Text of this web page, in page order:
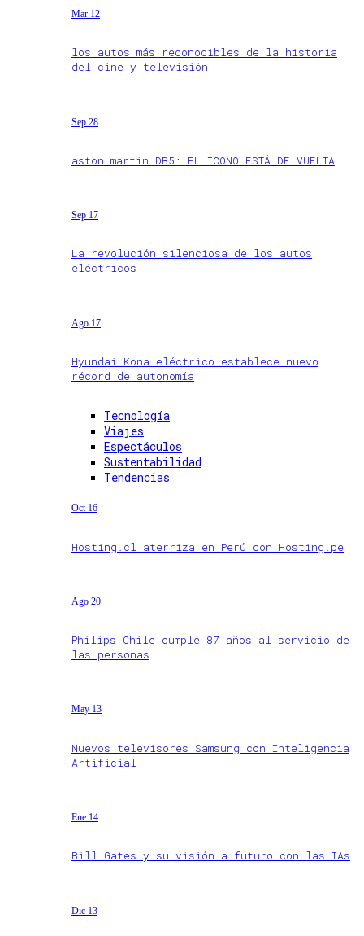
Mar 12
los autos más reconocibles de la historia
del cine y televisión
Sep 28
aston martin DB5: EL ICONO ESTÁ DE VUELTA
Sep 17
La revolución silenciosa de los autos
eléctricos
Ago 17
Hyundai Kona eléctrico establece nuevo
récord de autonomía
Tecnología
Viajes
Espectáculos
Sustentabilidad
Tendencias
Oct 16
Hosting.cl aterriza en Perú con Hosting.pe
Ago 20
Philips Chile cumple 87 años al servicio de
las personas
May 13
Nuevos televisores Samsung con Inteligencia
Artificial
Ene 14
Bill Gates y su visión a futuro con las IAs
Dic 13